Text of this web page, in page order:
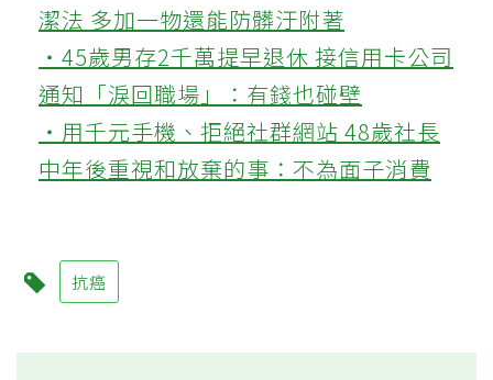
潔法 多加一物還能防髒汙附著
‧45歲男存2千萬提早退休 接信用卡公司
通知「淚回職場」：有錢也碰壁
‧用千元手機、拒絕社群網站 48歲社長
中年後重視和放棄的事：不為面子消費
抗癌